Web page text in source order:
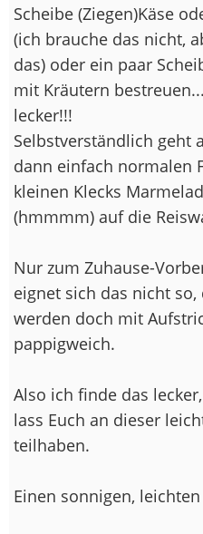
Scheibe (Ziegen)Käse
(ich brauche das nicht,
das) oder ein paar
mit Kräutern
lecker!!!
Selbstverständlich geht
dann einfach normalen
kleinen Klecks
(hmmmm) auf die
Nur zum Zuhause-
eignet sich das nicht
werden doch mit
pappigweich.
Also ich finde das
lass Euch an dieser
teilhaben.
Einen sonnigen,